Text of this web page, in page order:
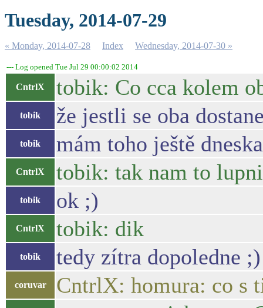
Tuesday, 2014-07-29
« Monday, 2014-07-28 Index Wednesday, 2014-07-30 »
--- Log opened Tue Jul 29 00:00:02 2014
CntrlX tobik: Co cca kolem
tobik že jestli se oba
tobik mám toho ještě
CntrlX tobik: tak nam to
tobik ok ;)
CntrlX tobik: dik
tobik tedy zítra dopoledne ;)
coruvar CntrlX: homura: co s